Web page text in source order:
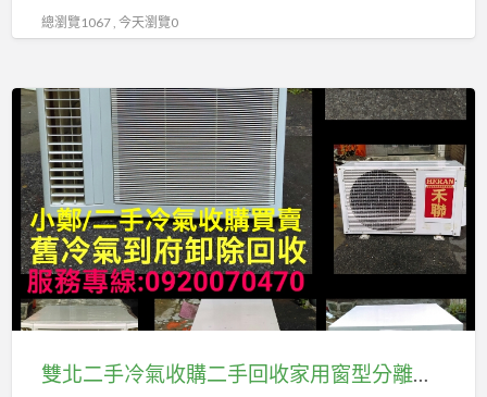
除
回
收
0920070470
總瀏覽1067 , 今天瀏覽0
雙
北
二
手
冷
氣
收
購
二
雙北二手冷氣收購二手回收家用窗型分離式冷氣舊機到府拆除回收0920070470